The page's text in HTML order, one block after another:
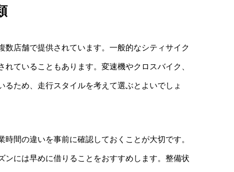
店舗で提供されています。一般的なシティサイク
ていることもあります。変速機やクロスバイク、
ため、走行スタイルを考えて選ぶとよいでしょ
間の違いを事前に確認しておくことが大切です。
には早めに借りることをおすすめします。整備状